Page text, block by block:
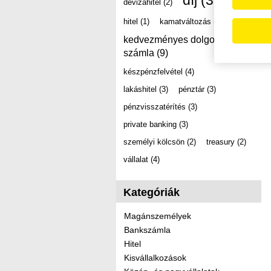
devizahitel (2)
hitel (1) kamatváltozás (2)
kedvezményes dolgozói
számla (9)
készpénzfelvétel (4)
lakáshitel (3) pénztár (3)
pénzvisszatérítés (3)
private banking (3)
személyi kölcsön (2) treasury (2)
vállalat (4)
Kategóriák
Magánszemélyek
Bankszámla
Hitel
Kisvállalkozások